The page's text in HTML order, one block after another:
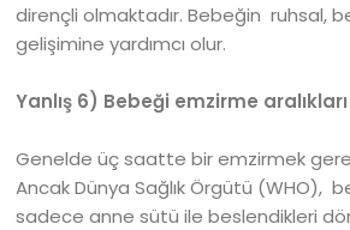
dirençli olmaktadır. Bebeğin ruhsal,
gelişimine yardımcı olur.
Yanlış 6) Bebeği emzirme
Genelde üç saatte bir emzirmek
Ancak Dünya Sağlık Örgütü (WHO),
sadece anne sütü ile beslendikleri